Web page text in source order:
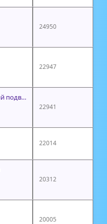
24950
22947
Яблоки Гесперид (Двенадцатый подвиг)
22941
22014
20312
20005